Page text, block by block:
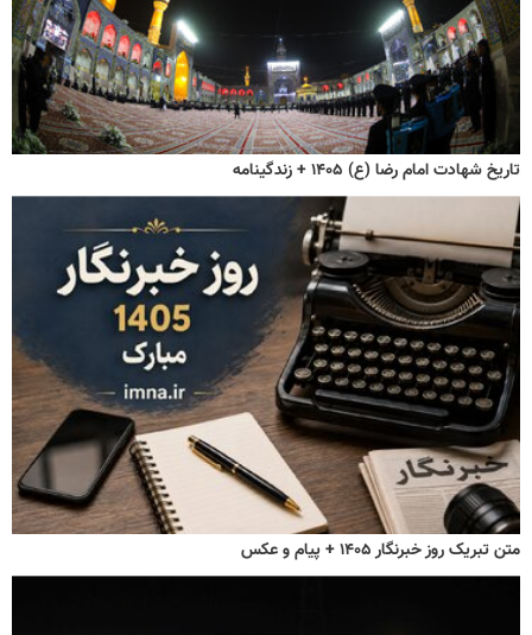
تاریخ شهادت امام رضا (ع) ۱۴۰۵ + زندگینامه
متن تبریک روز خبرنگار ۱۴۰۵ + پیام و عکس